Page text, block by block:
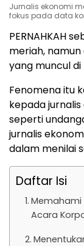
Jurnalis ekonomi
fokus pada data
PERNAHKAH
meriah,
yang muncul
Fenomena itu
kepada
seperti
jurnalis
dalam menilai
Daftar Isi
Memahami
Acara